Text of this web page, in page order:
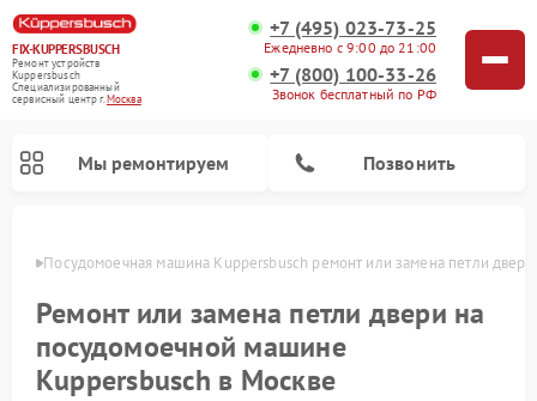
FIX-KUPPERSBUSCH
Ремонт устройств
Kuppersbusch
Специализированный
cервисный центр г.Москва
+7 (495) 023-73-25
Ежедневно с 9:00 до 21:00
+7 (800) 100-33-26
Звонок бесплатный по РФ
Мы ремонтируем Позвонить
Посудомоечная машина Kuppersbusch ремонт или замена петли двери
Ремонт или замена петли двери на
посудомоечной машине
Kuppersbusch в Москве